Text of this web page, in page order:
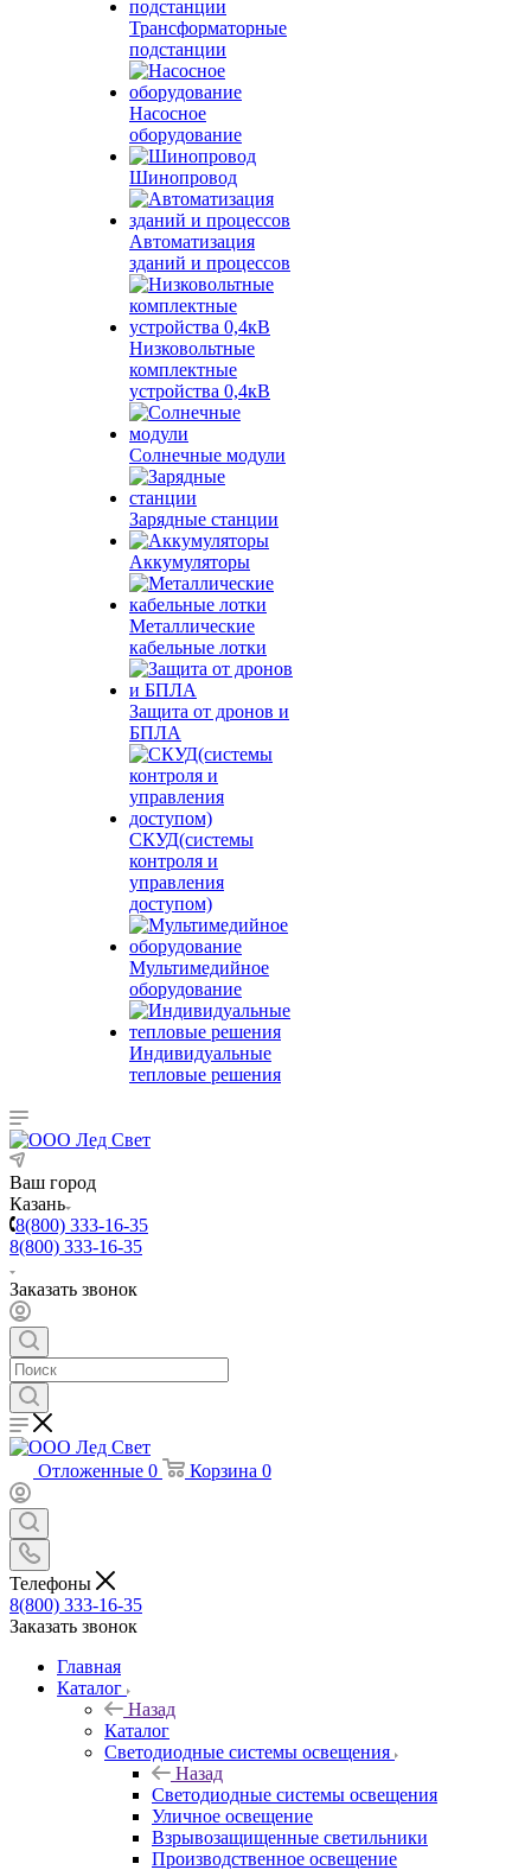
Трансформаторные
подстанции
Насосное
оборудование
Шинопровод
Автоматизация
зданий и процессов
Низковольтные
комплектные
устройства 0,4кВ
Солнечные модули
Зарядные станции
Аккумуляторы
Металлические
кабельные лотки
Защита от дронов и
БПЛА
СКУД(системы
контроля и
управления
доступом)
Мультимедийное
оборудование
Индивидуальные
тепловые решения
Ваш город
Казань
8(800) 333-16-35
8(800) 333-16-35
Заказать звонок
Отложенные 0 Корзина 0
Телефоны
8(800) 333-16-35
Заказать звонок
Главная
Каталог
Назад
Каталог
Светодиодные системы освещения
Назад
Светодиодные системы освещения
Уличное освещение
Взрывозащищенные светильники
Производственное освещение